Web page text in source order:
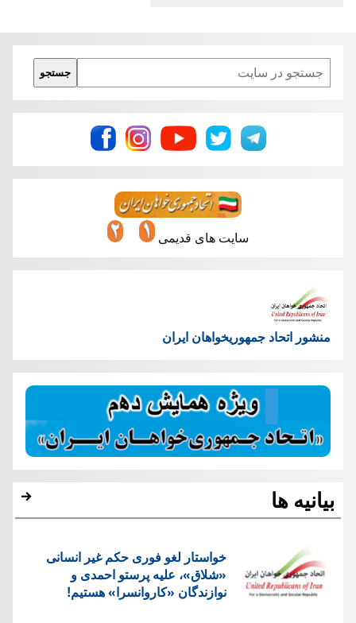
Search
جستجو
سایت های قدیمی
منشور اتحاد جمهوریخواهان ایران
بیانیه ها
خواستار لغو فوری حکم غیر انسانی
«شلاق»، علیه پرستو احمدی و
نوازندگان «کاروانسرا» هستیم!